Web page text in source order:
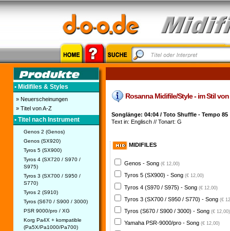
• Midifiles & Styles
» Neuerscheinungen
» Titel von A-Z
• Titel nach Instrument
Genos 2 (Genos)
Genos (SX920)
Tyros 5 (SX900)
Tyros 4 (SX720 / S970 /
S975)
Tyros 3 (SX700 / S950 /
S770)
Tyros 2 (S910)
Tyros (S670 / S900 / 3000)
PSR 9000/pro / XG
Korg Pa4X + kompatible
(Pa5X/Pa1000/Pa700)
Rosanna Midifile/Style - im Stil
Songlänge: 04:04 / Toto Shuffle - Tempo 85
Text in: Englisch // Tonart: G
MIDIFILES
Genos - Song (€ 12,00)
Tyros 5 (SX900) - Song (€ 12,00)
Tyros 4 (S970 / S975) - Song (€ 12,00)
Tyros 3 (SX700 / S950 / S770) - Song (€
Tyros (S670 / S900 / 3000) - Song (€ 12,00)
Yamaha PSR-9000/pro - Song (€ 12,00)